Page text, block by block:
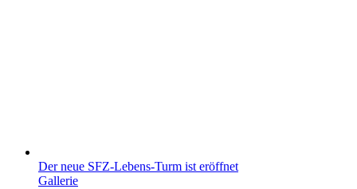
Der neue SFZ-Lebens-Turm ist eröffnet
Gallerie